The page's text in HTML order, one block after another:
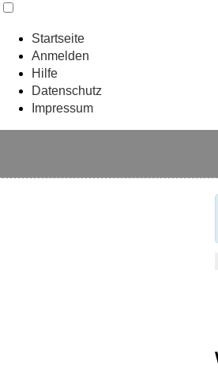
Startseite
Anmelden
Hilfe
Datenschutz
Impressum